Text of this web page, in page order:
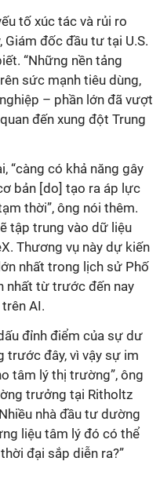
tố xúc tác và rủi ro
Giám đốc đầu tư tại U.S.
“Những nền tảng
sức mạnh tiêu dùng,
– phần lớn đã vượt
đến xung đột Trung
“càng có khả năng gây
bản [do] tạo ra áp lực
thời”, ông nói thêm.
tập trung vào dữ liệu
Thương vụ này dự kiến
nhất trong lịch sử Phố
nhất từ ​​trước đến nay
AI.
đỉnh điểm của sự dư
đây, vì vậy sự im
tâm lý thị trường”, ông
trưởng tại Ritholtz
nhà đầu tư dường
liệu tâm lý đó có thể
đại sắp diễn ra?”